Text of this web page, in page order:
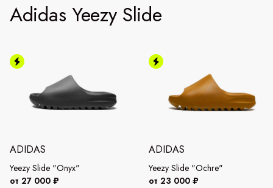
Adidas Yeezy Slide
ADIDAS
Yeezy Slide "Onyx"
от 27 000 ₽
ADIDAS
Yeezy Slide "Ochre"
от 23 000 ₽